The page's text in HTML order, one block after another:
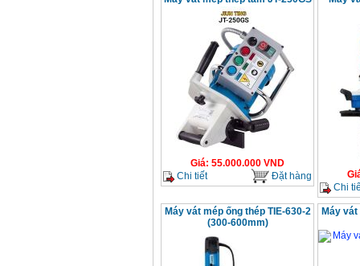
Giá: 55.000.000 VND
Chi tiết
Đặt hàng
Chi
Máy vát mép ống thép TIE-630-2
(300-600mm)
Máy vát